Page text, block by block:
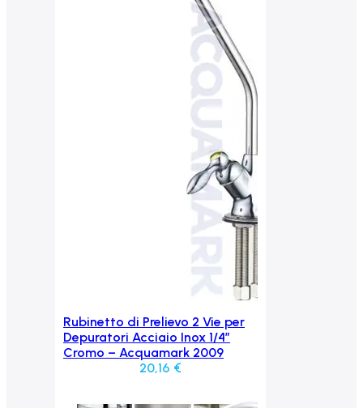
Aggiungi al carrello
Rubinetto di Prelievo 2 Vie per
Depuratori Acciaio Inox 1/4″
Cromo – Acquamark 2009
20,16 €